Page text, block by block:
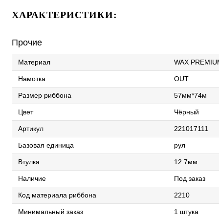
ХАРАКТЕРИСТИКИ:
Прочие
Материал WAX
Намотка OUT
Размер риббона 57мм*74м
Цвет Чёрный
Артикул 221017111
Базовая единица рул
Втулка 12.7мм
Наличие Под заказ
Код материала риббона 2210
Минимальный заказ 1 штука